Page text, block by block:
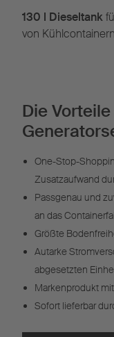
130 l Dieseltank
von
Die
One-Stop-
Zusatzaufwand
Passgenau und
an das
Größte
Autarke
abgesetzten
Markenprodukt
Sofort lieferbar